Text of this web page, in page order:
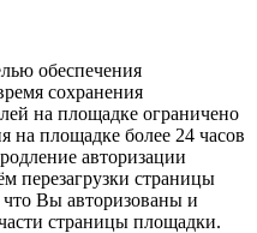
обеспечения
сохранения
на площадке ограничено
на площадке более 24 часов
авторизации
перезагрузки страницы
что Вы авторизованы и
страницы площадки.